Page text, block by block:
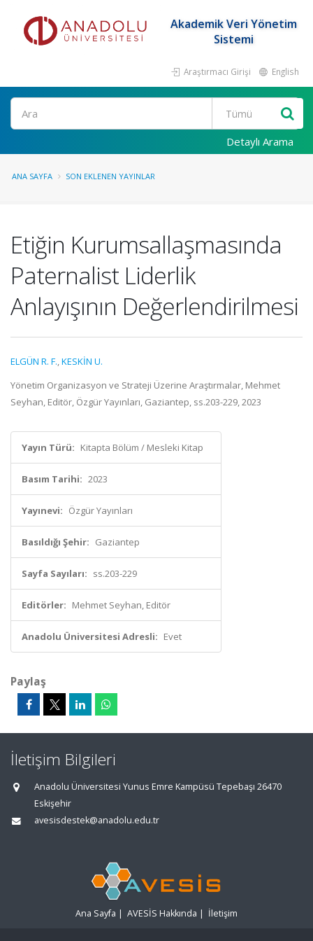
Akademik Veri Yönetim
Sistemi
Araştırmacı Girişi English
Ara
Detaylı Arama
ANA SAYFA SON EKLENEN YAYINLAR
Etiğin Kurumsallaşmasında
Paternalist Liderlik
Anlayışının Değerlendirilmesi
ELGÜN R. F.,KESKİN U.
Yönetim Organizasyon ve Strateji Üzerine Araştırmalar, Mehmet
Seyhan, Editör, Özgür Yayınları, Gaziantep, ss.203-229, 2023
Yayın Türü: Kitapta Bölüm / Mesleki Kitap
Basım Tarihi: 2023
Yayınevi: Özgür Yayınları
Basıldığı Şehir: Gaziantep
Sayfa Sayıları: ss.203-229
Editörler: Mehmet Seyhan, Editör
Anadolu Üniversitesi Adresli: Evet
Paylaş
İletişim Bilgileri
Anadolu Üniversitesi Yunus Emre Kampüsü Tepebaşı 26470
Eskişehir
avesisdestek@anadolu.edu.tr
Ana Sayfa | AVESİS Hakkında | İletişim